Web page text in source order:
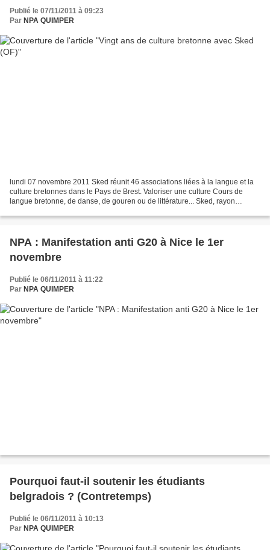
Publié le 07/11/2011 à 09:23
Par NPA QUIMPER
lundi 07 novembre 2011 Sked réunit 46 associations liées à la langue et la
culture bretonnes dans le Pays de Brest. Valoriser une culture Cours de
langue bretonne, de danse, de gouren ou de littérature... Sked, rayon
NPA : Manifestation anti G20 à Nice le 1er
novembre
Publié le 06/11/2011 à 11:22
Par NPA QUIMPER
Pourquoi faut-il soutenir les étudiants
belgradois ? (Contretemps)
Publié le 06/11/2011 à 10:13
Par NPA QUIMPER